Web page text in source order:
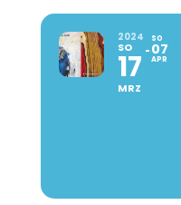
2024
SO
17
MRZ
SO
07
APR